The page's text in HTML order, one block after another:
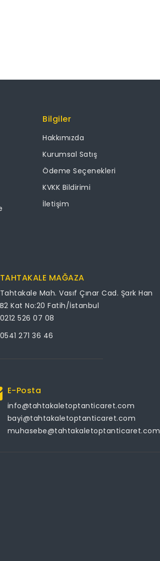
Bilgiler
Hakkımızda
Kurumsal Satış
Ödeme Seçenekleri
KVKK Bildirimi
İletişim
TAHTAKALE MAĞAZA
Tahtakale Mah. Vasıf Çınar Cad. Şark Han
B2 Kat No:20 Fatih/İstanbul
0212 526 07 08
0541 271 36 46
E-Posta
info@tahtakaletoptanticaret.com
bayi@tahtakaletoptanticaret.com
muhasebe@tahtakaletoptanticaret.com